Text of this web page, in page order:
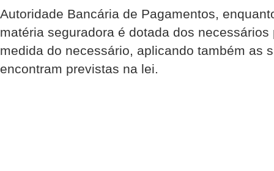
Autoridade Bancária de Pagamentos,
matéria seguradora é dotada dos
medida do necessário, aplicando também as
encontram previstas na lei.